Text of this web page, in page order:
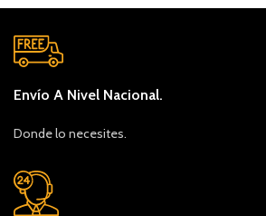
o ras de los muros, con efecto cortina
Envío A Nivel Nacional.
Donde lo necesites.